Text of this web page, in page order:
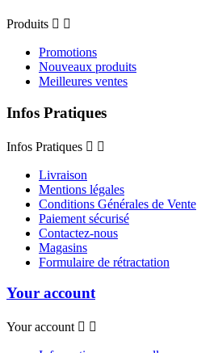
Produits  
Promotions
Nouveaux produits
Meilleures ventes
Infos Pratiques
Infos Pratiques  
Livraison
Mentions légales
Conditions Générales de Vente
Paiement sécurisé
Contactez-nous
Magasins
Formulaire de rétractation
Your account
Your account  